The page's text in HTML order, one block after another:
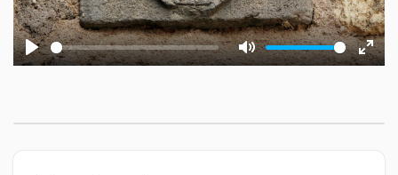
Play Mute
Enter